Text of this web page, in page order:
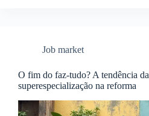
Job market
O fim do faz-tudo? A tendência da
superespecialização na reforma